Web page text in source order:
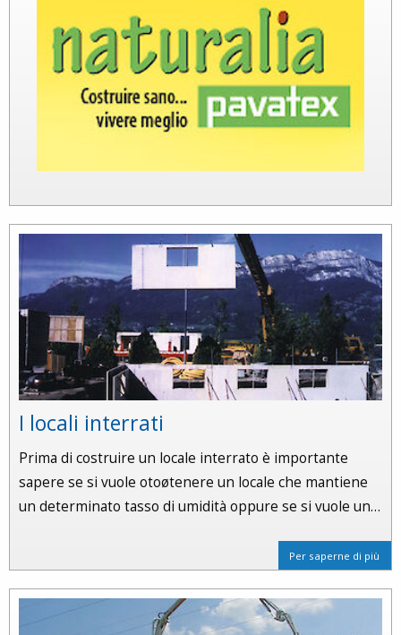
I locali interrati
Prima di costruire un locale interrato è importante
sapere se si vuole otoøtenere un locale che mantiene
un determinato tasso di umidità oppure se si vuole un…
Per saperne di più